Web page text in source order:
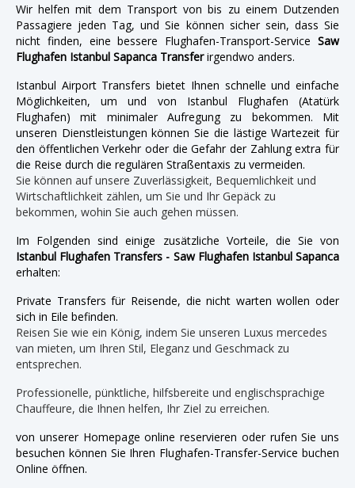
Wir helfen mit dem Transport von bis zu einem Dutzenden
Passagiere jeden Tag, und Sie können sicher sein, dass Sie
nicht finden, eine bessere Flughafen-Transport-Service Saw
Flughafen Istanbul Sapanca Transferirgendwo anders.
Istanbul Airport Transfers bietet Ihnen schnelle und einfache
Möglichkeiten, um und von Istanbul Flughafen (Atatürk
Flughafen) mit minimaler Aufregung zu bekommen. Mit
unseren Dienstleistungen können Sie die lästige Wartezeit für
den öffentlichen Verkehr oder die Gefahr der Zahlung extra für
die Reise durch die regulären Straßentaxis zu vermeiden.
Sie können auf unsere Zuverlässigkeit, Bequemlichkeit und
Wirtschaftlichkeit zählen, um Sie und Ihr Gepäck zu
bekommen, wohin Sie auch gehen müssen.
Im Folgenden sind einige zusätzliche Vorteile, die Sie von
Istanbul Flughafen Transfers - Saw Flughafen Istanbul Sapanca
erhalten:
Private Transfers für Reisende, die nicht warten wollen oder
sich in Eile befinden.
Reisen Sie wie ein König, indem Sie unseren Luxus mercedes
van mieten, um Ihren Stil, Eleganz und Geschmack zu
entsprechen.
Professionelle, pünktliche, hilfsbereite und englischsprachige
Chauffeure, die Ihnen helfen, Ihr Ziel zu erreichen.
von unserer Homepage online reservieren oder rufen Sie uns
besuchen können Sie Ihren Flughafen-Transfer-Service buchen
Online öffnen.